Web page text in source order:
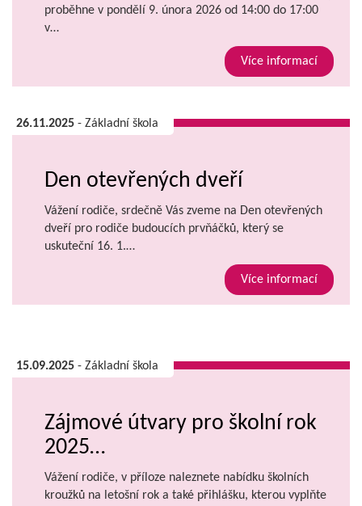
proběhne v pondělí 9. února 2026 od 14:00 do 17:00
v…
Více informací
26.11.2025 - Základní škola
Den otevřených dveří
Vážení rodiče, srdečně Vás zveme na Den otevřených
dveří pro rodiče budoucích prvňáčků, který se
uskuteční 16. 1.…
Více informací
15.09.2025 - Základní škola
Zájmové útvary pro školní rok
2025…
Vážení rodiče, v příloze naleznete nabídku školních
kroužků na letošní rok a také přihlášku, kterou vyplňte